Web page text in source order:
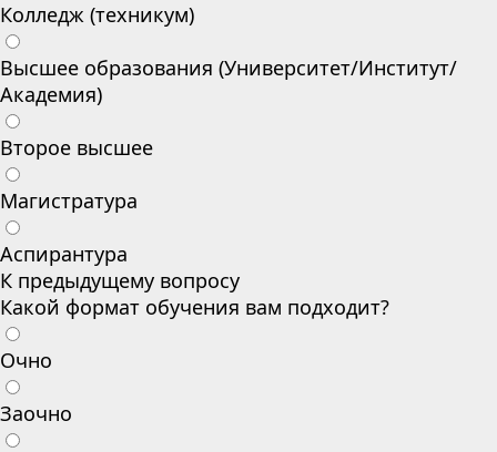
Колледж (техникум)
Высшее образования (Университет/Институт/
Академия)
Второе высшее
Магистратура
Аспирантура
К предыдущему вопросу
Какой формат обучения вам подходит?
Очно
Заочно